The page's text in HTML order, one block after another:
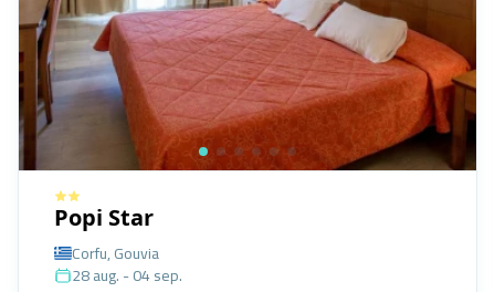
Popi Star
Corfu, Gouvia
28 aug. - 04 sep.